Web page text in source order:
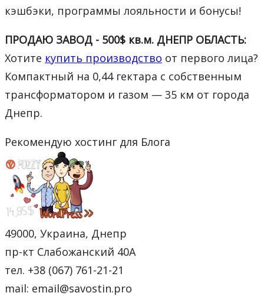
кэшбэки, программы лояльности и бонусы!
ПРОДАЮ ЗАВОД - 500$ кв.м. ДНЕПР ОБЛАСТЬ:
Хотите купить производство от первого лица?
Компактный на 0,44 гектара с собственным
трансформатором и газом — 35 км от города
Днепр.
Рекомендую хостинг для Блога
49000, Украина, Днепр
пр-кт Слабожанский 40А
тел. +38 (067) 761-21-21
mail: email@savostin.pro